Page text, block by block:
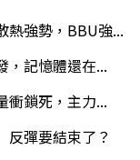
熱強勢，BBU強...
，記憶體還在...
衝鎖死，主力...
彈要結束了？